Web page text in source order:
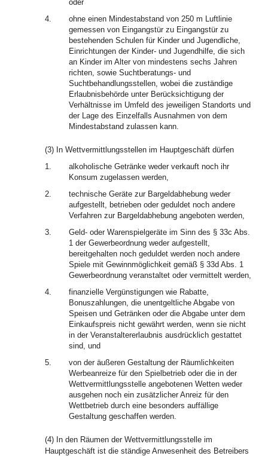
oder
4.
ohne einen Mindestabstand von 250 m Luftlinie
gemessen von Eingangstür zu Eingangstür zu
bestehenden Schulen für Kinder und Jugendliche,
Einrichtungen der Kinder- und Jugendhilfe, die sich
an Kinder im Alter von mindestens sechs Jahren
richten, sowie Suchtberatungs- und
Suchtbehandlungsstellen, wobei die zuständige
Erlaubnisbehörde unter Berücksichtigung der
Verhältnisse im Umfeld des jeweiligen Standorts und
der Lage des Einzelfalls Ausnahmen von dem
Mindestabstand zulassen kann.
(3) In Wettvermittlungsstellen im Hauptgeschäft dürfen
1.
alkoholische Getränke weder verkauft noch ihr
Konsum zugelassen werden,
2.
technische Geräte zur Bargeldabhebung weder
aufgestellt, betrieben oder geduldet noch andere
Verfahren zur Bargeldabhebung angeboten werden,
3.
Geld- oder Warenspielgeräte im Sinn des § 33c Abs.
1 der Gewerbeordnung weder aufgestellt,
bereitgehalten noch geduldet werden noch andere
Spiele mit Gewinnmöglichkeit gemäß § 33d Abs. 1
Gewerbeordnung veranstaltet oder vermittelt werden,
4.
finanzielle Vergünstigungen wie Rabatte,
Bonuszahlungen, die unentgeltliche Abgabe von
Speisen und Getränken oder die Abgabe unter dem
Einkaufspreis nicht gewährt werden, wenn sie nicht
in der Veranstaltererlaubnis ausdrücklich gestattet
sind, und
5.
von der äußeren Gestaltung der Räumlichkeiten
Werbeanreize für den Spielbetrieb oder die in der
Wettvermittlungsstelle angebotenen Wetten weder
ausgehen noch ein zusätzlicher Anreiz für den
Wettbetrieb durch eine besonders auffällige
Gestaltung geschaffen werden.
(4) In den Räumen der Wettvermittlungsstelle im
Hauptgeschäft ist die ständige Anwesenheit des Betreibers